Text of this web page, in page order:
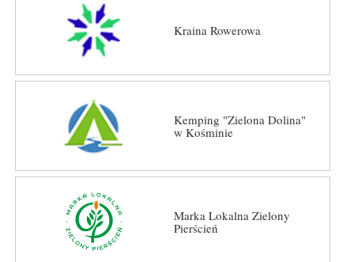
Kraina Rowerowa
Kemping "Zielona Dolina"
w Kośminie
Marka Lokalna Zielony
Pierścień